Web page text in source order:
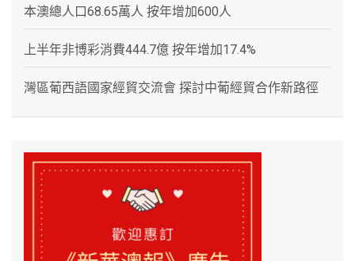
本澳總人口68.65萬人 按年增加600人
上半年非博彩消費444.7億 按年增加17.4%
灣區葡西語國家經貿交流會 探討中葡經貿合作新路徑